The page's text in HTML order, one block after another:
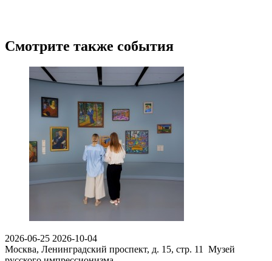
Смотрите также события
2026-06-25 2026-10-04
Москва, Ленинградский проспект, д. 15, стр. 11
Музей